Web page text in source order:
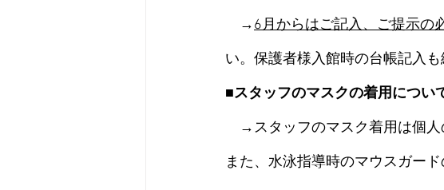
→6月からはご記入、ご提示の
い。保護者様入館時の台帳記入も
■スタッフのマスクの着用につい
→スタッフのマスク着用は個人
また、水泳指導時のマウスガード